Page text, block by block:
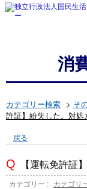
消
カテゴリー検索 > そ
許証】紛失した。対処
戻る
【運転免許証
カテゴリー : カテゴリ